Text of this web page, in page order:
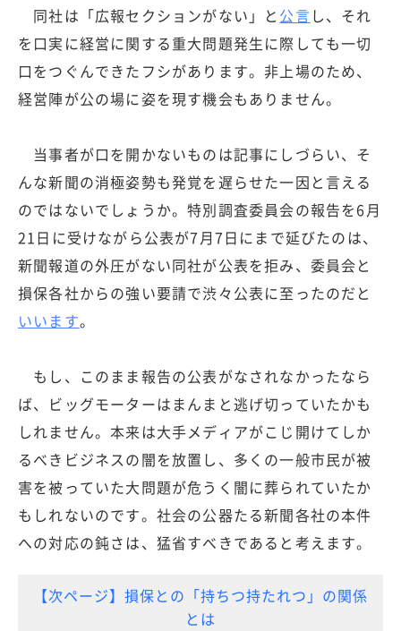
同社は「広報セクションがない」と 公言 し、それ
を口実に経営に関する重大問題発生に際しても一切
口をつぐんできたフシがあります。非上場のため、
経営陣が公の場に姿を現す機会もありません。
当事者が口を開かないものは記事にしづらい、そ
んな新聞の消極姿勢も発覚を遅らせた一因と言える
のではないでしょうか。特別調査委員会の報告を6月
21日に受けながら公表が7月7日にまで延びたのは、
新聞報道の外圧がない同社が公表を拒み、委員会と
損保各社からの強い要請で渋々公表に至ったのだと
いいます。
もし、このまま報告の公表がなされなかったなら
ば、ビッグモーターはまんまと逃げ切っていたかも
しれません。本来は大手メディアがこじ開けてしか
るべきビジネスの闇を放置し、多くの一般市民が被
害を被っていた大問題が危うく闇に葬られていたか
もしれないのです。社会の公器たる新聞各社の本件
への対応の鈍さは、猛省すべきであると考えます。
【次ページ】損保との「持ちつ持たれつ」の関係
とは